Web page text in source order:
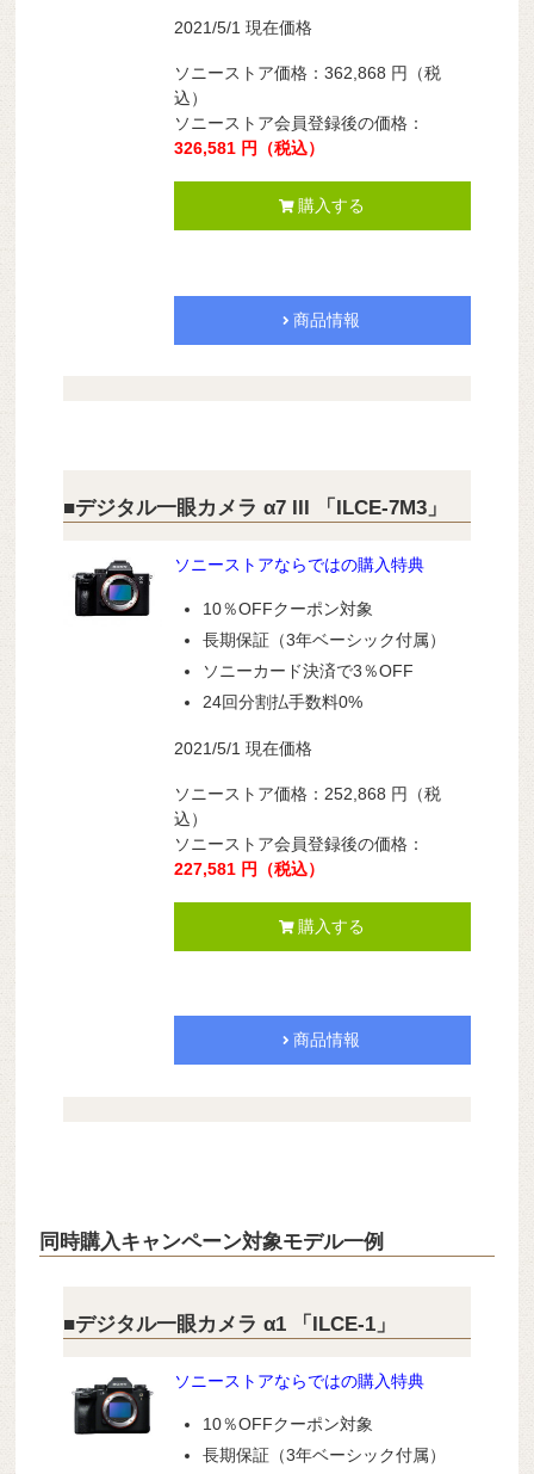
2021/5/1 現在価格
ソニーストア価格： 362,868 円
（税
込）
ソニーストア会員登録後の価格：
326,581 円 （税込）
購入する
商品情報
■デジタル一眼カメラ α7 III 「ILCE-7M3」
ソニーストアならではの購入特典
10％OFFクーポン対象
長期保証（3年ベーシック付属）
ソニーカード決済で3％OFF
24回分割払手数料0%
2021/5/1 現在価格
ソニーストア価格： 252,868 円
（税
込）
ソニーストア会員登録後の価格：
227,581 円 （税込）
購入する
商品情報
同時購入キャンペーン対象モデル一例
■デジタル一眼カメラ α1 「ILCE-1」
ソニーストアならではの購入特典
10％OFFクーポン対象
長期保証（3年ベーシック付属）